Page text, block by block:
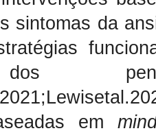
sintomas da
em